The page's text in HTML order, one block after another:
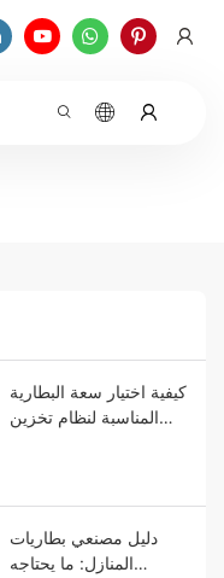
كيفية اختيار سعة البطارية
المناسبة لنظام تخزين
دليل مصنعي بطاريات
المنازل: ما يحتاجه